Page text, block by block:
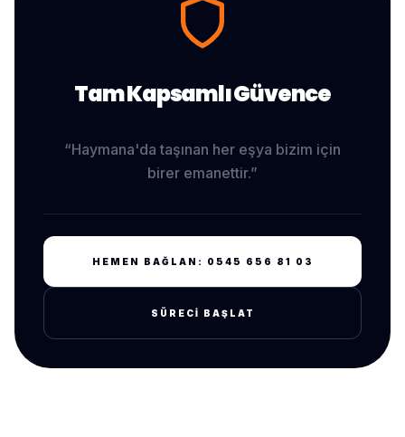
Tam Kapsamlı Güvence
“Haymana'da taşınan her eşya bizim için
birer emanettir.”
HEMEN BAĞLAN: 0545 656 81 03
SÜRECI BAŞLAT